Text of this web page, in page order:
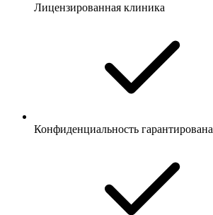
Лицензированная клиника
Конфиденциальность гарантирована